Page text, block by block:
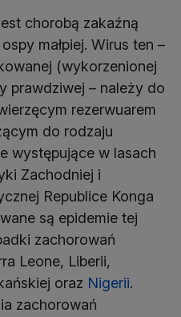
chorobą zakaźną
małpiej. Wirus ten –
(wykorzenionej
prawdziwej – należy do
rezerwuarem
do rodzaju
występujące w lasach
Zachodniej i
Republice Konga
są epidemie tej
zachorowań
Leone, Liberii,
oraz Nigerii.
zachorowań